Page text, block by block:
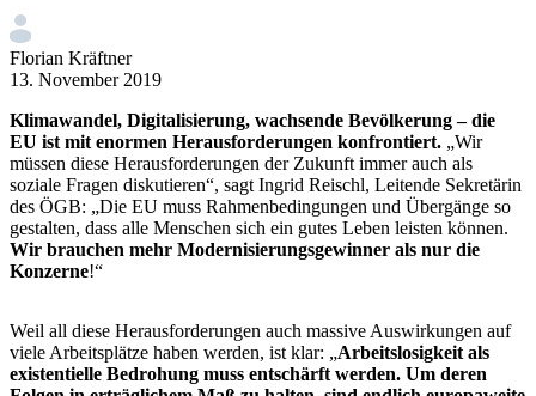
Florian Kräftner
13. November 2019
Klimawandel, Digitalisierung, wachsende Bevölkerung – die
EU ist mit enormen Herausforderungen konfrontiert. „Wir
müssen diese Herausforderungen der Zukunft immer auch als
soziale Fragen diskutieren“, sagt Ingrid Reischl, Leitende Sekretärin
des ÖGB: „Die EU muss Rahmenbedingungen und Übergänge so
gestalten, dass alle Menschen sich ein gutes Leben leisten können.
Wir brauchen mehr Modernisierungsgewinner als nur die
Konzerne!“
Weil all diese Herausforderungen auch massive Auswirkungen auf
viele Arbeitsplätze haben werden, ist klar: „Arbeitslosigkeit als
existentielle Bedrohung muss entschärft werden. Um deren